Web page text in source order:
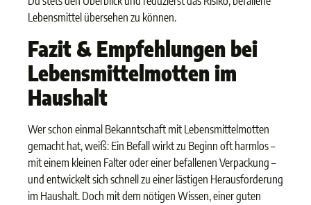
Lebensmittel übersehen zu können.
Fazit & Empfehlungen bei
Lebensmittelmotten im
Haushalt
Wer schon einmal Bekanntschaft mit Lebensmittelmotten
gemacht hat, weiß: Ein Befall wirkt zu Beginn oft harmlos –
mit einem kleinen Falter oder einer befallenen Verpackung –
und entwickelt sich schnell zu einer lästigen Herausforderung
im Haushalt. Doch mit dem nötigen Wissen, einer guten